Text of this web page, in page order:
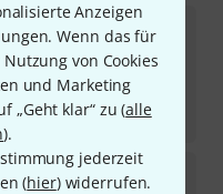
Anzeigen
Wenn das für
von Cookies
und Marketing
„Geht klar“ zu (alle
).
jederzeit
(hier) widerrufen.
Bundle
€